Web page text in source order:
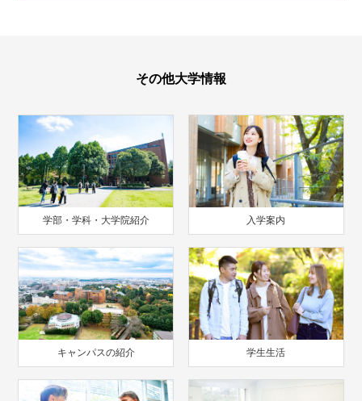
その他大学情報
学部・学科・大学院紹介 入学案内
キャンパスの紹介 学生生活